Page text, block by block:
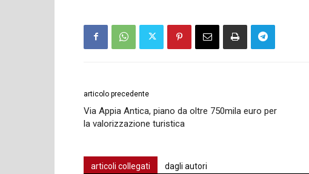
articolo precedente
Via Appia Antica, piano da oltre 750mila euro per
la valorizzazione turistica
articoli collegati dagli autori